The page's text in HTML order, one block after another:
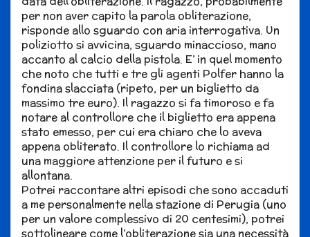
per non aver capito la parola obliterazione,
risponde allo sguardo con aria interrogativa. Un
poliziotto si avvicina, sguardo minaccioso, mano
accanto al calcio della pistola. E’ in quel momento
che noto che tutti e tre gli agenti Polfer hanno la
fondina slacciata (ripeto, per un biglietto da
massimo tre euro). Il ragazzo si fa timoroso e fa
notare al controllore che il biglietto era appena
stato emesso, per cui era chiaro che lo aveva
appena obliterato. Il controllore lo richiama ad
una maggiore attenzione per il futuro e si
allontana.
Potrei raccontare altri episodi che sono accaduti
a me personalmente nella stazione di Perugia (uno
per un valore complessivo di 20 centesimi), potrei
sottolineare come l’obliterazione sia una necessità